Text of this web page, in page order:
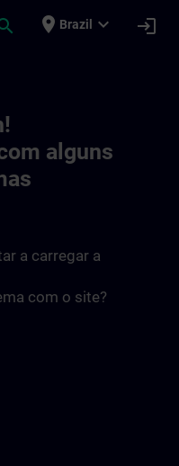
place Brazil expand_more login
alguns
a carregar a
com o site?